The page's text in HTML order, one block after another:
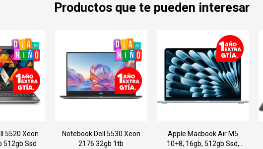
Productos que te pueden interesar
5520 Xeon
512gb Ssd
Notebook Dell 5530 Xeon
2176 32gb 1tb
Apple Macbook Air M5
10+8, 16gb, 512gb Ssd,